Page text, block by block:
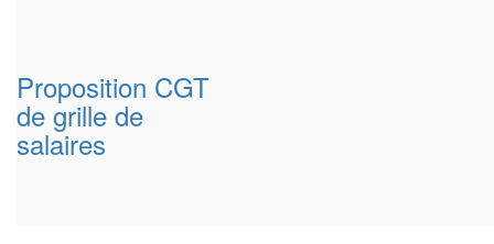
Proposition CGT
de grille de
salaires